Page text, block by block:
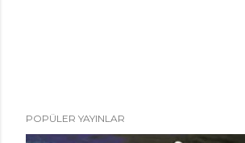
POPÜLER YAYINLAR